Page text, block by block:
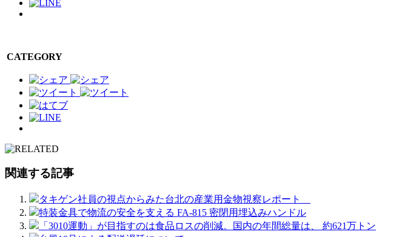
CATEGORY
関連する記事
タキゲン社員の視点からみた台北の産業用金物視察レポート
特装金具で物流の安全を支える FA-815 密閉用埋込みハンドル
「3010運動」が目指すのは食品ロスの削減。国内の年間総量は、 約621万トン